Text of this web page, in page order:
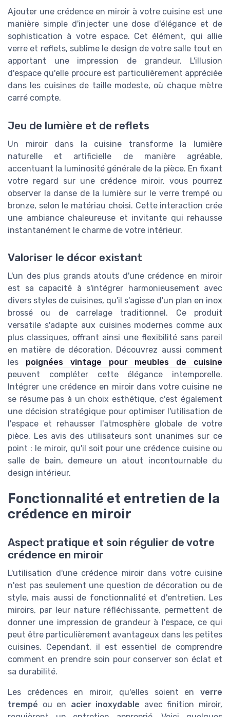
Ajouter une crédence en miroir à votre cuisine est une
manière simple d'injecter une dose d'élégance et de
sophistication à votre espace. Cet élément, qui allie
verre et reflets, sublime le design de votre salle tout en
apportant une impression de grandeur. L'illusion
d'espace qu'elle procure est particulièrement appréciée
dans les cuisines de taille modeste, où chaque mètre
carré compte.
Jeu de lumière et de reflets
Un miroir dans la cuisine transforme la lumière
naturelle et artificielle de manière agréable,
accentuant la luminosité générale de la pièce. En fixant
votre regard sur une crédence miroir, vous pourrez
observer la danse de la lumière sur le verre trempé ou
bronze, selon le matériau choisi. Cette interaction crée
une ambiance chaleureuse et invitante qui rehausse
instantanément le charme de votre intérieur.
Valoriser le décor existant
L'un des plus grands atouts d'une crédence en miroir
est sa capacité à s'intégrer harmonieusement avec
divers styles de cuisines, qu'il s'agisse d'un plan en inox
brossé ou de carrelage traditionnel. Ce produit
versatile s'adapte aux cuisines modernes comme aux
plus classiques, offrant ainsi une flexibilité sans pareil
en matière de décoration. Découvrez aussi comment
les poignées vintage pour meubles de cuisine
peuvent compléter cette élégance intemporelle.
Intégrer une crédence en miroir dans votre cuisine ne
se résume pas à un choix esthétique, c'est également
une décision stratégique pour optimiser l'utilisation de
l'espace et rehausser l'atmosphère globale de votre
pièce. Les avis des utilisateurs sont unanimes sur ce
point : le miroir, qu'il soit pour une crédence cuisine ou
salle de bain, demeure un atout incontournable du
design intérieur.
Fonctionnalité et entretien de la
crédence en miroir
Aspect pratique et soin régulier de votre
crédence en miroir
L'utilisation d'une crédence miroir dans votre cuisine
n'est pas seulement une question de décoration ou de
style, mais aussi de fonctionnalité et d'entretien. Les
miroirs, par leur nature réfléchissante, permettent de
donner une impression de grandeur à l'espace, ce qui
peut être particulièrement avantageux dans les petites
cuisines. Cependant, il est essentiel de comprendre
comment en prendre soin pour conserver son éclat et
sa durabilité.
Les crédences en miroir, qu'elles soient en verre
trempé ou en acier inoxydable avec finition miroir,